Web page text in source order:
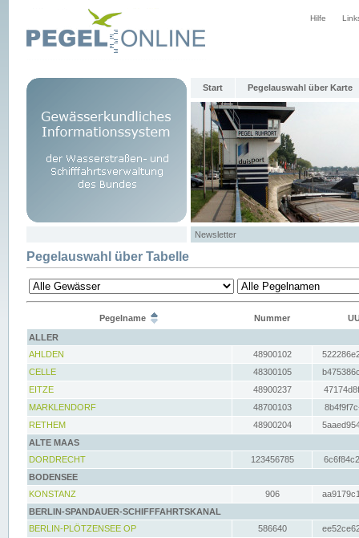
Hilfe
Start Pegelauswahl über Karte
Newsletter
Pegelauswahl über Tabelle
Pegelname Nummer
ALLER
AHLDEN
48900102
CELLE
48300105
EITZE
48900237
MARKLENDORF
48700103
RETHEM
48900204
ALTE MAAS
DORDRECHT
123456785
BODENSEE
KONSTANZ
906
BERLIN-SPANDAUER-SCHIFFFAHRTSKANAL
BERLIN-PLÖTZENSEE OP
586640